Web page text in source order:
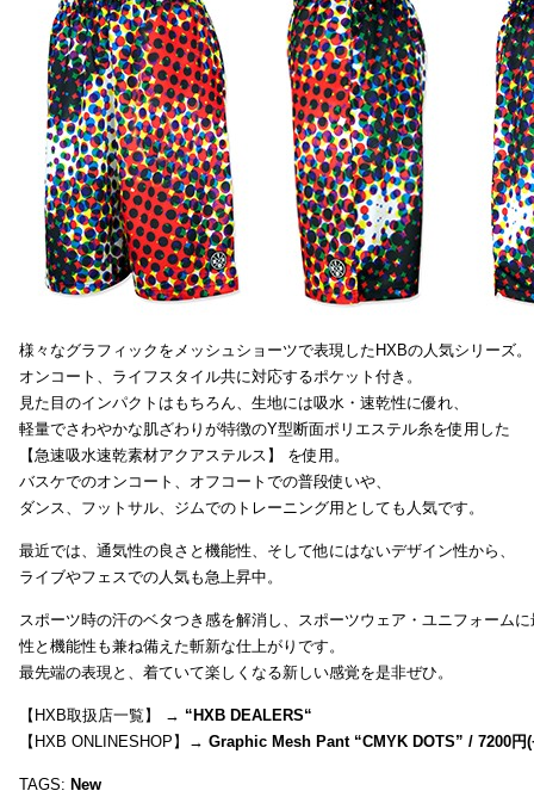
様々なグラフィックをメッシュショーツで表現したHXBの人気シリーズ。
オンコート、ライフスタイル共に対応するポケット付き。
見た目のインパクトはもちろん、生地には吸水・速乾性に優れ、
軽量でさわやかな肌ざわりが特徴のY型断面ポリエステル糸を使用した
【急速吸水速乾素材アクアステルス】 を使用。
バスケでのオンコート、オフコートでの普段使いや、
ダンス、フットサル、ジムでのトレーニング用としても人気です。
最近では、通気性の良さと機能性、そして他にはないデザイン性から、
ライブやフェスでの人気も急上昇中。
スポーツ時の汗のベタつき感を解消し、スポーツウェア・ユニフォーム
性と機能性も兼ね備えた斬新な仕上がりです。
最先端の表現と、着ていて楽しくなる新しい感覚を是非ぜひ。
【HXB取扱店一覧】 → “HXB DEALERS“
【HXB ONLINESHOP】→ Graphic Mesh Pant “CMYK DOTS” / 7200円
TAGS: New